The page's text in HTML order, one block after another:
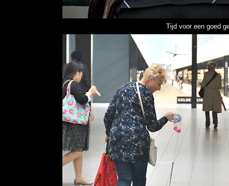
Tijd voor een goed